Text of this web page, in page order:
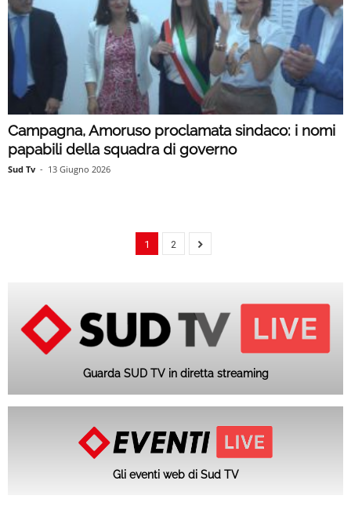
Campagna, Amoruso proclamata sindaco: i nomi
papabili della squadra di governo
Sud Tv - 13 Giugno 2026
1 2
Guarda SUD TV in diretta streaming
Gli eventi web di Sud TV